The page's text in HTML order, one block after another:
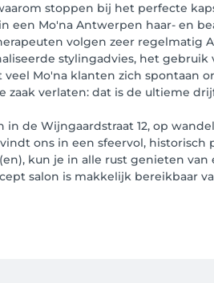
stoppen bij het perfecte
een Mo'na Antwerpen haar- en
volgen zeer regelmatig
stylingadvies, het
Mo'na klanten zich spontaan
zaak verlaten: dat is de ultieme
in de Wijngaardstraat 12, op
ons in een sfeervol,
kun je in alle rust genieten
salon is makkelijk bereikbaar